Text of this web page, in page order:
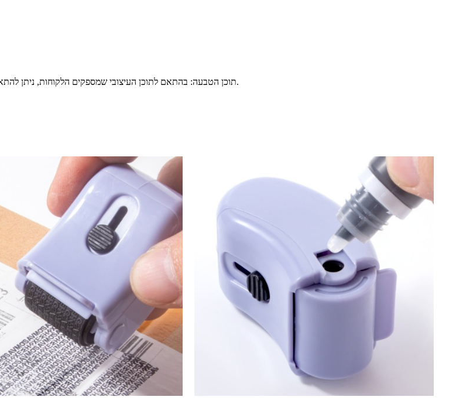
תוכן הטבעה: בהתאם לתוכן העיצובי שמספקים הלקוחות, ניתן להתאים את המעטפת וצבע ההטבעה בצבעים שונים, מה שהופך אותו למוצר בלעדי של הלקוח.